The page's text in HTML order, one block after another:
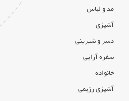
مد و لباس
آشپزی
دسر و شیرینی
سفره آرایی
خانواده
آشپزی رژیمی